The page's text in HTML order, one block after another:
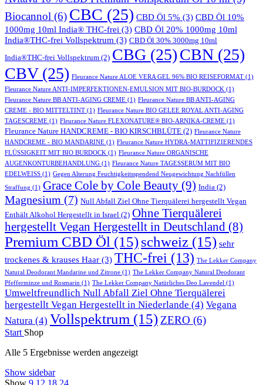
Biocannol (6) CBC (25) CBD Öl 5% (3) CBD Öl 10%
1000mg 10ml India® THC-frei (3) CBD Öl 20% 1000mg 10ml
India®THC-frei Vollspektrum (3) CBD Öl 30% 3000mg 10ml
India®THC-frei Vollspektrum (2) CBG (25)CBN (25)
CBV(25) Fleurance Nature ALOE VERA GEL 96% BIO REISEFORMAT (1)
Fleurance Nature ANTI-IMPERFEKTIONEN-EMULSION MIT BIO-BURDOCK (1)
Fleurance Nature BB ANTI-AGING CREME (1) Fleurance Nature BB ANTI-AGING
CREME - BIO MITTELTINT (1) Fleurance Nature BIO GELEE ROYAL ANTI-AGING
TAGESCREME (1) Fleurance Nature FLEXONATURE® BIO-ARNIKA-CREME (1)
Fleurance Nature HANDCREME - BIO KIRSCHBLÜTE (2) Fleurance Nature
HANDCREME - BIO MANDARINE (1) Fleurance Nature HYDRA-MATTIFIZIERENDES
FLÜSSIGKEIT MIT BIO BURDOCK (1) Fleurance Nature ORGANISCHE
AUGENKONTURBEHANDLUNG (1) Fleurance Nature TAGESSERUM MIT BIO
EDELWEISS (1) Gegen Alterung Feuchtigkeitsspendend Neugewichtung Nachfüllen
Straffung (1) Grace Cole by Cole Beauty (9) India (2)
Magnesium (7) Null Abfall Ziel Ohne Tierquälerei hergestellt Vegan
Enthält Alkohol Hergestellt in Israel (2) Ohne Tierquälerei
hergestellt Vegan Hergestellt in Deutschland (8)
Premium CBD Öl (15)schweiz (15) sehr
trockenes & krauses Haar (3) THC-frei (13) The Lekker Company
Natural Deodorant Mandarine und Zitrone (1) The Lekker Company Natural Deodorant
Pfefferminze und Rosmarin (1) The Lekker Company Natürliches Deo Lavendel (1)
Umweltfreundlich Null Abfall Ziel Ohne Tierquälerei
hergestellt Vegan Hergestellt in Niederlande (4) Vegana
Natura (4) Vollspektrum (15) ZERO (6)
Start Shop
Alle 5 Ergebnisse werden angezeigt
Show sidebar
Show 9 12 18 24